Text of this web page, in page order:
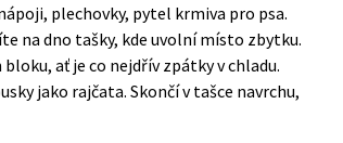
plechovky, pytel krmiva pro psa.
na dno tašky, kde uvolní místo zbytku.
ať je co nejdřív zpátky v chladu.
jako rajčata. Skončí v tašce navrchu,